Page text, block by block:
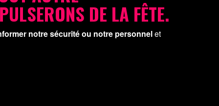
DE LA FÊTE.
notre sécurité ou notre personnelet